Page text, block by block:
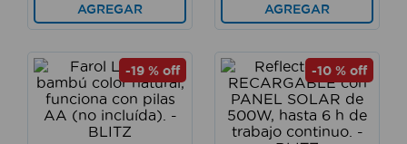
AGREGAR AGREGAR
-19 % off -10 % off